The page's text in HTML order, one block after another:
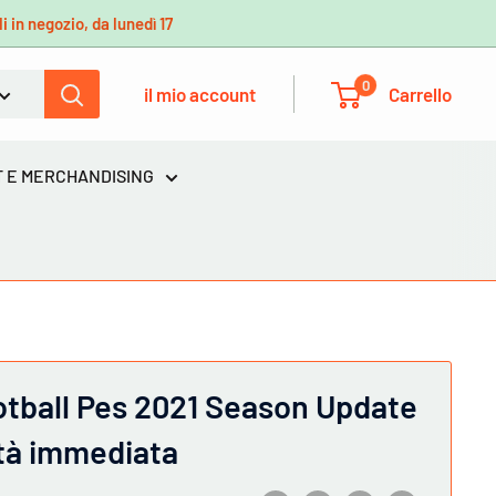
negozio, da lunedì 17
il mio account 0 Carrello
E MERCHANDISING
Pes 2021 Season Update
immediata